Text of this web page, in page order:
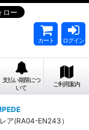
カート ログイン
支払い期限につ
いて
ご利用案内
ア(RA04-EN243）